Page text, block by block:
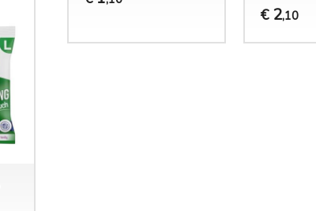
€ 2,10